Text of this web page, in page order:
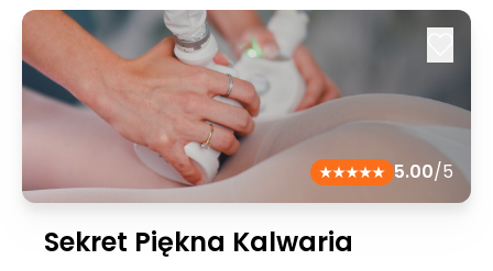
5.00/5
Sekret Piękna Kalwaria